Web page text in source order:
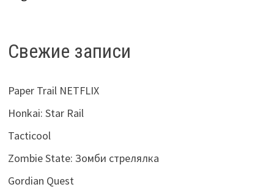
Свежие записи
Paper Trail NETFLIX
Honkai: Star Rail
Tacticool
Zombie State: Зомби стрелялка
Gordian Quest